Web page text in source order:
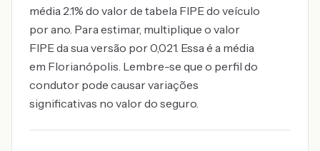
média 2.1% do valor de tabela FIPE do veículo
por ano. Para estimar, multiplique o valor
FIPE da sua versão por 0,021. Essa é a média
em Florianópolis. Lembre-se que o perfil do
condutor pode causar variações
significativas no valor do seguro.